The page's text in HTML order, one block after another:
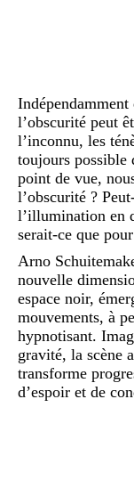
Indépendamment
l’obscurité peut
l’inconnu, les
toujours possible
point de vue,
l’obscurité ?
l’illumination en
serait-ce que
Arno
nouvelle
espace noir,
mouvements, à
hypnotisant.
gravité, la scène
transforme
d’espoir et de